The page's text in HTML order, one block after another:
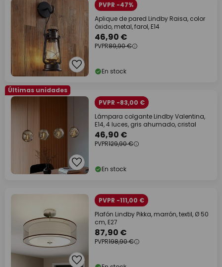
PVPR -47%
Aplique de pared Lindby Raisa, color
óxido, metal, farol, E14
46,90 €
PVPR89,90 €
En stock
Últimas unidades
PVPR -83,00 €
Lámpara colgante Lindby Valentina,
E14, 4 luces, gris ahumado, cristal
46,90 €
PVPR129,90 €
En stock
PVPR -111,00 €
Plafón Lindby Pikka, marrón, textil, Ø 50
cm, E27
87,90 €
PVPR198,90 €